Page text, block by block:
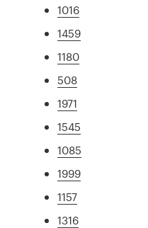
1016
1459
1180
508
1971
1545
1085
1999
1157
1316